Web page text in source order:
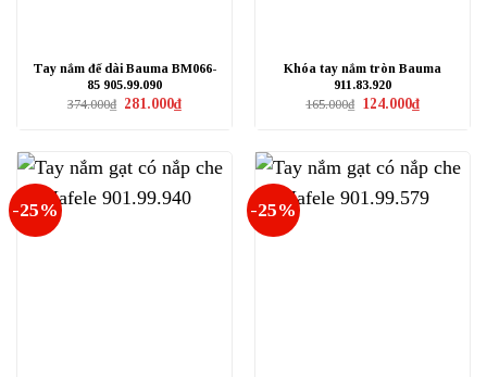
Tay nắm đế dài Bauma BM066-
85 905.99.090
374.000₫ Giá
281.000₫Giá
hiện
Khóa tay nắm tròn Bauma
911.83.920
165.000₫ Giá
124.000₫Giá
hiện
-25% -25%